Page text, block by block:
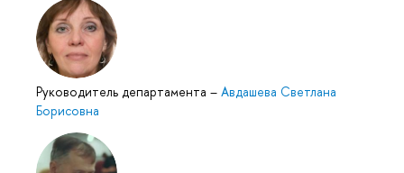
Руководитель департамента – Авдашева Светлана
Борисовна